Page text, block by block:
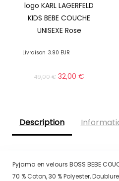
logo KARL LAGERFELD
KIDS BEBE COUCHE
UNISEXE Rose
Livraison 3.90 EUR
49,00€ 32,00€
Description
Pyjama en velours BOSS BEBE
70 % Coton, 30 % Polyester,